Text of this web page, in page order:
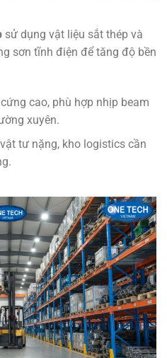
sử dụng vật liệu sắt thép và
sơn tĩnh điện để tăng độ bền
cao, phù hợp nhịp beam
xuyên.
tư nặng, kho logistics cần